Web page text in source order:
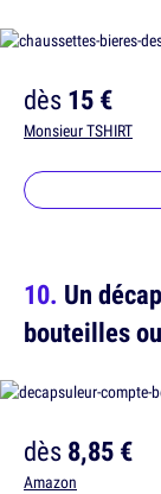
dès15 €
Monsieur TSHIRT
Un
bouteilles
dès8,85 €
Amazon